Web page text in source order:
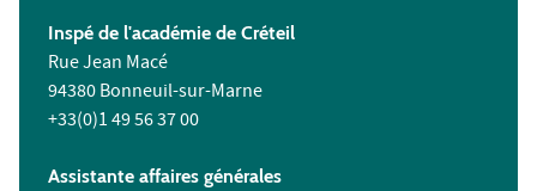
Inspé de l'académie de Créteil
Rue Jean Macé
94380 Bonneuil-sur-Marne
+33(0)1 49 56 37 00
Assistante affaires générales